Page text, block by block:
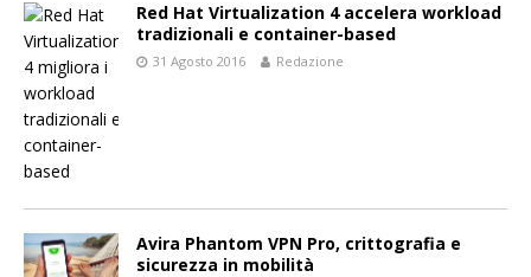
Red Hat Virtualization 4 accelera workload
tradizionali e container-based
31 Agosto 2016 Redazione
Avira Phantom VPN Pro, crittografia e
sicurezza in mobilità